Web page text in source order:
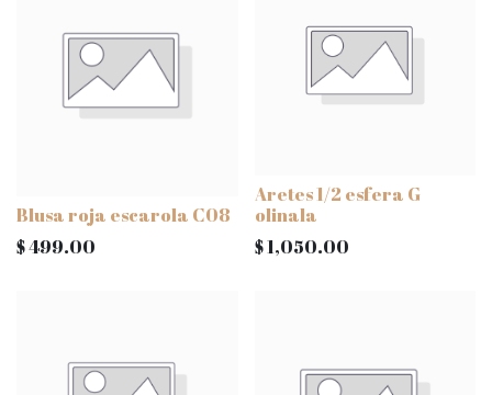
Blusa roja escarola C08
$499.00
Aretes 1/2 esfera G
olinala
$1,050.00